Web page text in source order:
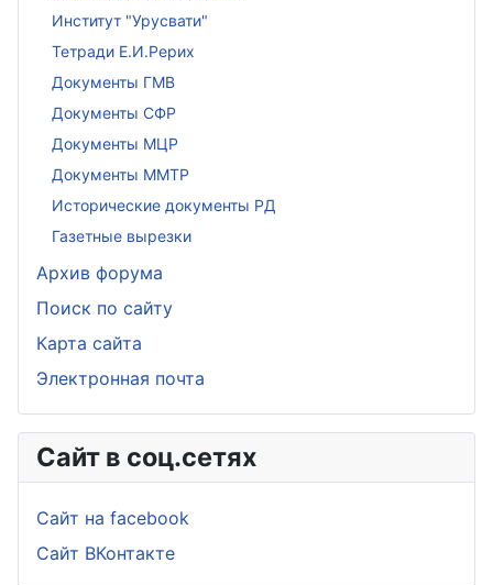
Институт "Урусвати"
Тетради Е.И.Рерих
Документы ГМВ
Документы СФР
Документы МЦР
Документы ММТР
Исторические документы РД
Газетные вырезки
Архив форума
Поиск по сайту
Карта сайта
Электронная почта
Сайт в соц.сетях
Сайт на facebook
Сайт ВКонтакте